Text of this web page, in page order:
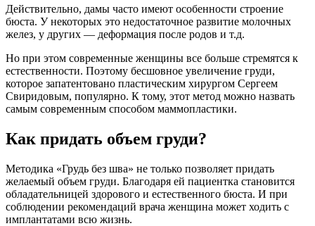
Действительно, дамы часто имеют особенности строение
бюста. У некоторых это недостаточное развитие молочных
желез, у других — деформация после родов и т.д.
Но при этом современные женщины все больше стремятся к
естественности. Поэтому бесшовное увеличение груди,
которое запатентовано пластическим хирургом Сергеем
Свиридовым, популярно. К тому, этот метод можно назвать
самым современным способом маммопластики.
Как придать объем груди?
Методика «Грудь без шва» не только позволяет придать
желаемый объем груди. Благодаря ей пациентка становится
обладательницей здорового и естественного бюста. И при
соблюдении рекомендаций врача женщина может ходить с
имплантатами всю жизнь.